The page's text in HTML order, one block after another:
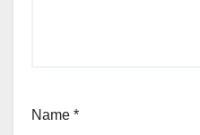
Name *